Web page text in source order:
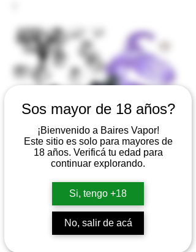
Sos mayor de 18 años?
¡Bienvenido a Baires Vapor!
Este sitio es solo para mayores de
18 años. Verificá tu edad para
continuar explorando.
Si, tengo +18
No, salir de acá
IGNITE V150 PRO
GRAPE ICE BLACK
EDITION 5% 15.000